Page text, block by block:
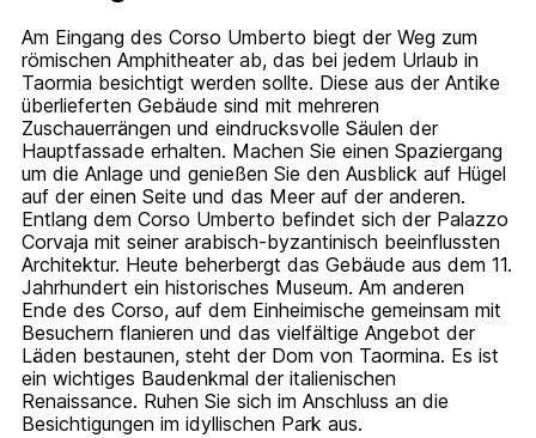
Am Eingang des Corso Umberto biegt der Weg zum
römischen Amphitheater ab, das bei jedem Urlaub in
Taormia besichtigt werden sollte. Diese aus der Antike
überlieferten Gebäude sind mit mehreren
Zuschauerrängen und eindrucksvolle Säulen der
Hauptfassade erhalten. Machen Sie einen Spaziergang
um die Anlage und genießen Sie den Ausblick auf Hügel
auf der einen Seite und das Meer auf der anderen.
Entlang dem Corso Umberto befindet sich der Palazzo
Corvaja mit seiner arabisch-byzantinisch beeinflussten
Architektur. Heute beherbergt das Gebäude aus dem 11.
Jahrhundert ein historisches Museum. Am anderen
Ende des Corso, auf dem Einheimische gemeinsam mit
Besuchern flanieren und das vielfältige Angebot der
Läden bestaunen, steht der Dom von Taormina. Es ist
ein wichtiges Baudenkmal der italienischen
Renaissance. Ruhen Sie sich im Anschluss an die
Besichtigungen im idyllischen Park aus.